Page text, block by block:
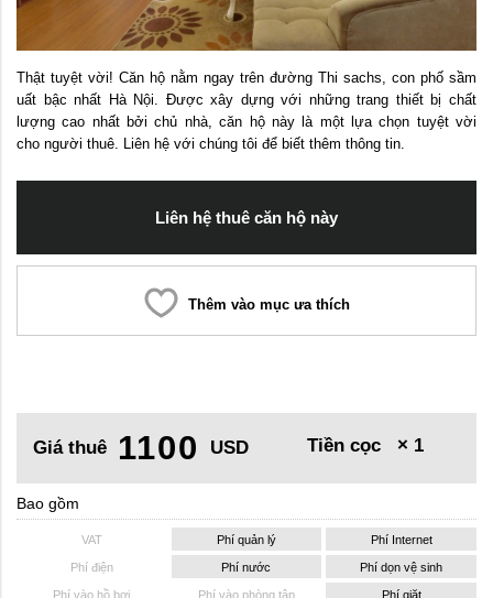
Thật tuyệt vời! Căn hộ nằm ngay trên đường Thi sachs, con phố sầm
uất bậc nhất Hà Nội. Được xây dựng với những trang thiết bị chất
lượng cao nhất bởi chủ nhà, căn hộ này là một lựa chọn tuyệt vời
cho người thuê. Liên hệ với chúng tôi để biết thêm thông tin.
Liên hệ thuê căn hộ này
Thêm vào mục ưa thích
Giá thuê 1100 USD Tiền cọc × 1
Bao gồm
VAT Phí quản lý Phí Internet
Phí điện Phí nước Phí dọn vệ sinh
Phí vào hồ bơi Phí vào phòng tập Phí giặt